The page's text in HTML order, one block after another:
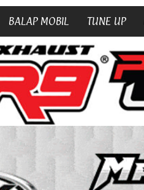
BALAP MOBIL TUNE UP